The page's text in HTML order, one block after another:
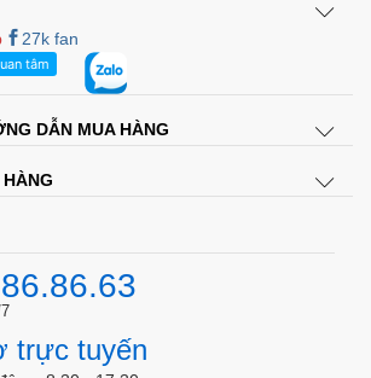
27k fan
DẪN MUA HÀNG
trực tuyến